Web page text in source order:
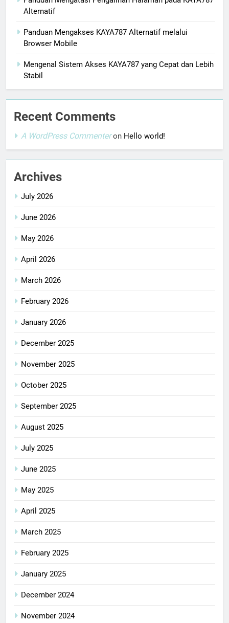
Alternatif
Panduan Mengakses KAYA787 Alternatif melalui
Browser Mobile
Mengenal Sistem Akses KAYA787 yang Cepat dan Lebih
Stabil
Recent Comments
A WordPress Commenteron Hello world!
Archives
July 2026
June 2026
May 2026
April 2026
March 2026
February 2026
January 2026
December 2025
November 2025
October 2025
September 2025
August 2025
July 2025
June 2025
May 2025
April 2025
March 2025
February 2025
January 2025
December 2024
November 2024